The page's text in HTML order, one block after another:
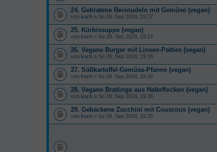
24. Gebratene Reisnudeln mit Gemüse (vegan)
von koch » So 29. Sep 2024, 19:27
25. Kürbissuppe (vegan)
von koch » So 29. Sep 2024, 19:27
26. Vegane Burger mit Linsen-Patties (vegan)
von koch » So 29. Sep 2024, 19:26
27. Süßkartoffel-Gemüse-Pfanne (vegan)
von koch » So 29. Sep 2024, 19:26
28. Vegane Bratlinge aus Haferflocken (vegan)
von koch » So 29. Sep 2024, 19:26
29. Gebackene Zucchini mit Couscous (vegan)
von koch » So 29. Sep 2024, 19:25